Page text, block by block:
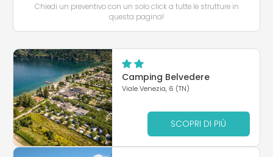
Chiedi un preventivo con un solo click a tutte le strutture in
questa pagina!
Camping Belvedere
Viale Venezia, 6 (TN)
SCOPRI DI PIÙ